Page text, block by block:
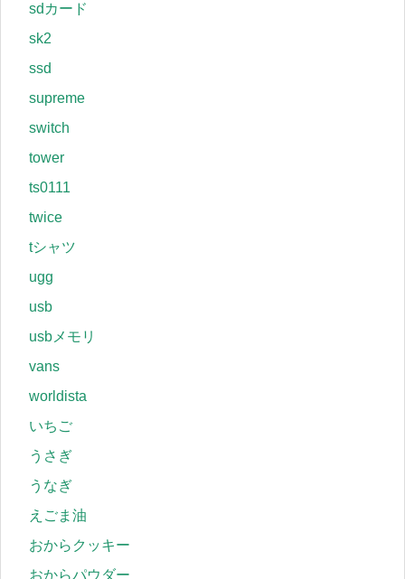
sdカード
sk2
ssd
supreme
switch
tower
ts0111
twice
tシャツ
ugg
usb
usbメモリ
vans
worldista
いちご
うさぎ
うなぎ
えごま油
おからクッキー
おからパウダー